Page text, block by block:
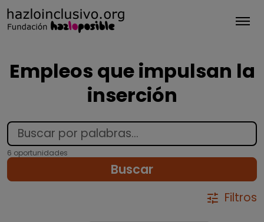
Empleos que impulsan la
inserción
6 oportunidades
Buscar
tune Filtros